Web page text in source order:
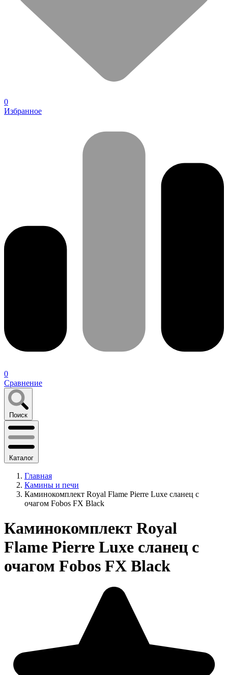
0
Избранное
0
Сравнение
Поиск
Каталог
Главная
Камины и печи
Каминокомплект Royal Flame Pierre Luxe сланец с
очагом Fobos FX Black
Каминокомплект Royal
Flame Pierre Luxe сланец с
очагом Fobos FX Black